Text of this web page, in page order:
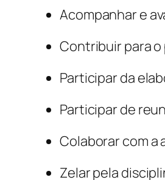
Acompanhar e
Contribuir para
Participar da
Participar de
Colaborar com a
Zelar pela